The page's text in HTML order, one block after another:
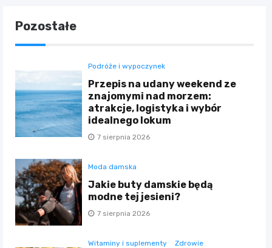
Pozostałe
Podróże i wypoczynek
Przepis na udany weekend ze
znajomymi nad morzem:
atrakcje, logistyka i wybór
idealnego lokum
7 sierpnia 2026
Moda damska
Jakie buty damskie będą
modne tej jesieni?
7 sierpnia 2026
Witaminy i suplementy Zdrowie